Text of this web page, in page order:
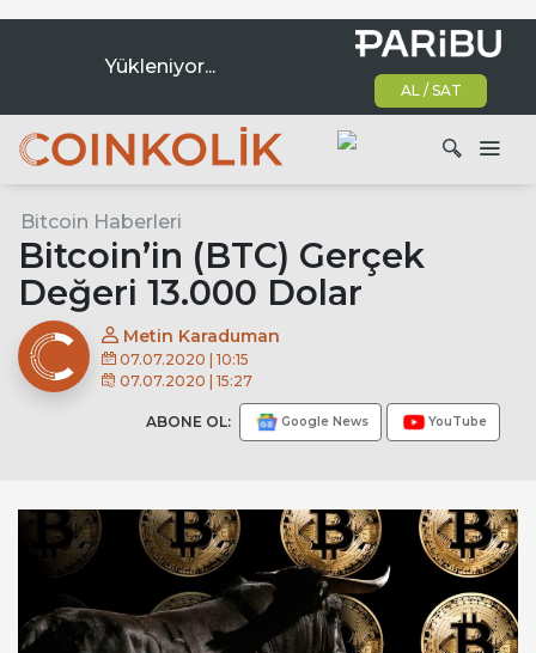
Yükleniyor...
AL / SAT
Ana dolaşım
Ara
Bitcoin Haberleri
Bitcoin’in (BTC) Gerçek
Değeri 13.000 Dolar
Metin Karaduman
07.07.2020 | 10:15
07.07.2020 | 15:27
ABONE OL: Google News YouTube